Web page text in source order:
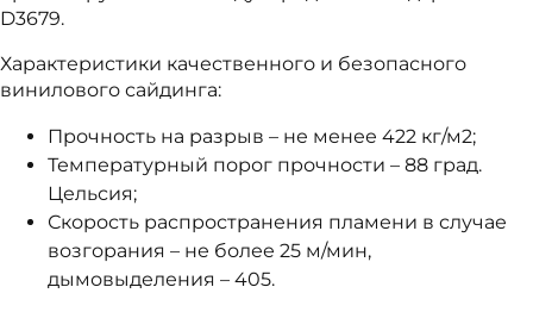
D3679.
Характеристики качественного и безопасного
винилового сайдинга:
Прочность на разрыв – не менее 422 кг/м2;
Температурный порог прочности – 88 град.
Цельсия;
Скорость распространения пламени в случае
возгорания – не более 25 м/мин,
дымовыделения – 405.